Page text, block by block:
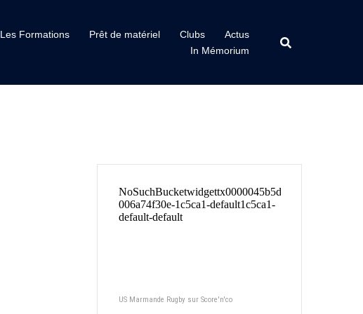
Les Formations Prêt de matériel Clubs
Actus
In Mémorium
US Marmande Rugby sur Score'n'co